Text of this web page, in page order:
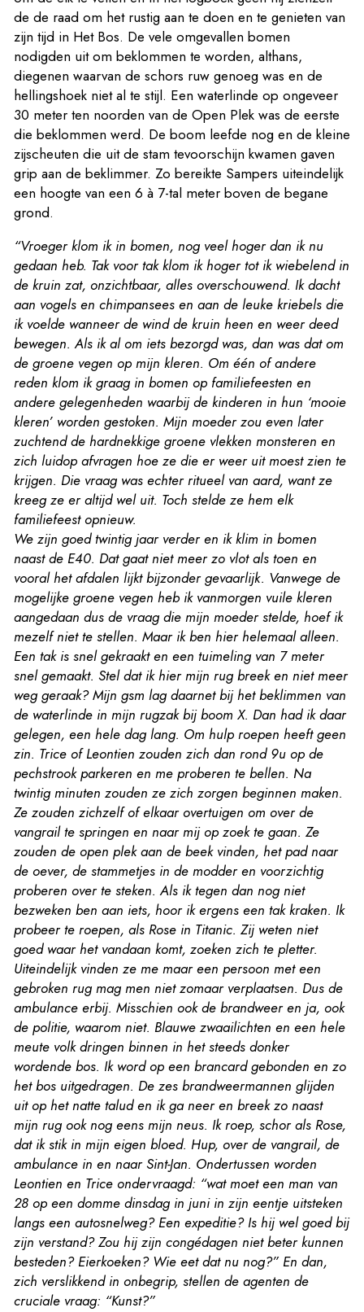
de de raad om het rustig aan te doen en te genieten van
zijn tijd in Het Bos. De vele omgevallen bomen
nodigden uit om beklommen te worden, althans,
diegenen waarvan de schors ruw genoeg was en de
hellingshoek niet al te stijl. Een waterlinde op ongeveer
30 meter ten noorden van de Open Plek was de eerste
die beklommen werd. De boom leefde nog en de kleine
zijscheuten die uit de stam tevoorschijn kwamen gaven
grip aan de beklimmer. Zo bereikte Sampers uiteindelijk
een hoogte van een 6 à 7-tal meter boven de begane
grond.
“Vroeger klom ik in bomen, nog veel hoger dan ik nu
gedaan heb. Tak voor tak klom ik hoger tot ik wiebelend in
de kruin zat, onzichtbaar, alles overschouwend. Ik dacht
aan vogels en chimpansees en aan de leuke kriebels die
ik voelde wanneer de wind de kruin heen en weer deed
bewegen. Als ik al om iets bezorgd was, dan was dat om
de groene vegen op mijn kleren. Om één of andere
reden klom ik graag in bomen op familiefeesten en
andere gelegenheden waarbij de kinderen in hun ‘mooie
kleren’ worden gestoken. Mijn moeder zou even later
zuchtend de hardnekkige groene vlekken monsteren en
zich luidop afvragen hoe ze die er weer uit moest zien te
krijgen. Die vraag was echter ritueel van aard, want ze
kreeg ze er altijd wel uit. Toch stelde ze hem elk
familiefeest opnieuw.
We zijn goed twintig jaar verder en ik klim in bomen
naast de E40. Dat gaat niet meer zo vlot als toen en
vooral het afdalen lijkt bijzonder gevaarlijk. Vanwege de
mogelijke groene vegen heb ik vanmorgen vuile kleren
aangedaan dus de vraag die mijn moeder stelde, hoef ik
mezelf niet te stellen. Maar ik ben hier helemaal alleen.
Een tak is snel gekraakt en een tuimeling van 7 meter
snel gemaakt. Stel dat ik hier mijn rug breek en niet meer
weg geraak? Mijn gsm lag daarnet bij het beklimmen van
de waterlinde in mijn rugzak bij boom X. Dan had ik daar
gelegen, een hele dag lang. Om hulp roepen heeft geen
zin. Trice of Leontien zouden zich dan rond 9u op de
pechstrook parkeren en me proberen te bellen. Na
twintig minuten zouden ze zich zorgen beginnen maken.
Ze zouden zichzelf of elkaar overtuigen om over de
vangrail te springen en naar mij op zoek te gaan. Ze
zouden de open plek aan de beek vinden, het pad naar
de oever, de stammetjes in de modder en voorzichtig
proberen over te steken. Als ik tegen dan nog niet
bezweken ben aan iets, hoor ik ergens een tak kraken. Ik
probeer te roepen, als Rose in Titanic. Zij weten niet
goed waar het vandaan komt, zoeken zich te pletter.
Uiteindelijk vinden ze me maar een persoon met een
gebroken rug mag men niet zomaar verplaatsen. Dus de
ambulance erbij. Misschien ook de brandweer en ja, ook
de politie, waarom niet. Blauwe zwaailichten en een hele
meute volk dringen binnen in het steeds donker
wordende bos. Ik word op een brancard gebonden en zo
het bos uitgedragen. De zes brandweermannen glijden
uit op het natte talud en ik ga neer en breek zo naast
mijn rug ook nog eens mijn neus. Ik roep, schor als Rose,
dat ik stik in mijn eigen bloed. Hup, over de vangrail, de
ambulance in en naar Sint-Jan. Ondertussen worden
Leontien en Trice ondervraagd: “wat moet een man van
28 op een domme dinsdag in juni in zijn eentje uitsteken
langs een autosnelweg? Een expeditie? Is hij wel goed bij
zijn verstand? Zou hij zijn congédagen niet beter kunnen
besteden? Eierkoeken? Wie eet dat nu nog?” En dan,
zich verslikkend in onbegrip, stellen de agenten de
cruciale vraag: “Kunst?”